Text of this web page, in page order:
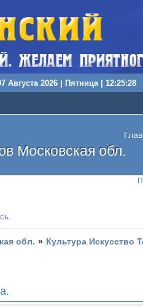
Августа 2026 | Пятница | 12:25:29
Московская обл.
.
обл. » Культура Искусство